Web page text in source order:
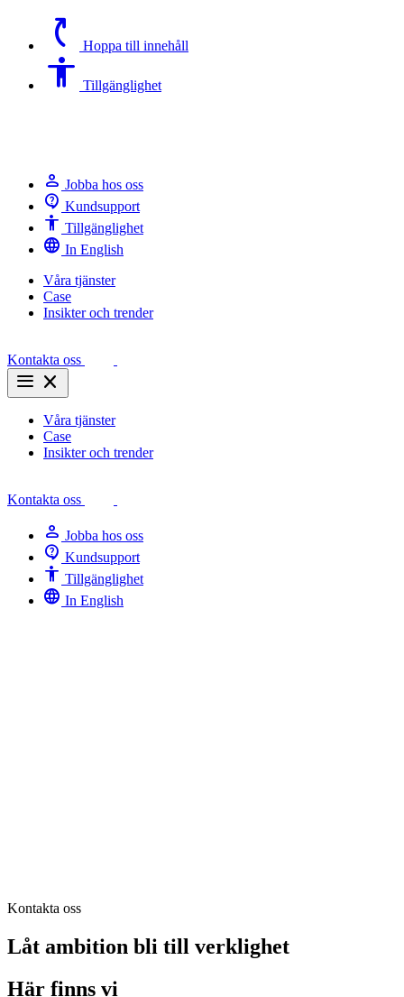
switch_access_shortcut Hoppa till innehåll
Accessibility Tillgänglighet
person Jobba hos oss
contact_support Kundsupport
Accessibility Tillgänglighet
language In English
Våra tjänster
Case
Insikter och trender
Kontakta oss
menu close
Våra tjänster
Case
Insikter och trender
Kontakta oss
person Jobba hos oss
contact_support Kundsupport
Accessibility Tillgänglighet
language In English
Kontakta oss
Låt ambition bli till verklighet
Här finns vi